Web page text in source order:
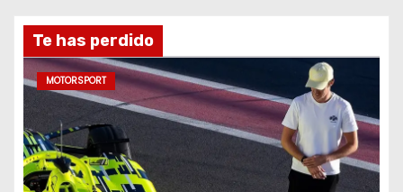
Te has perdido
MOTORSPORT